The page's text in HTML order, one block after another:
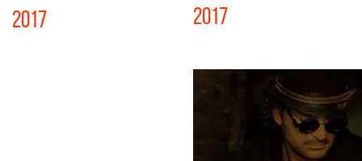
2017 2017